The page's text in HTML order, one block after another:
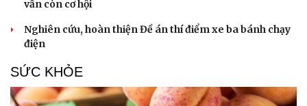
Tư vấn
Săn Tour
Đọc truyện đêm khuya
vẫn còn cơ hội
Nghiên cứu, hoàn thiện Đề án thí điểm xe ba bánh chạy
điện
SỨC KHỎE